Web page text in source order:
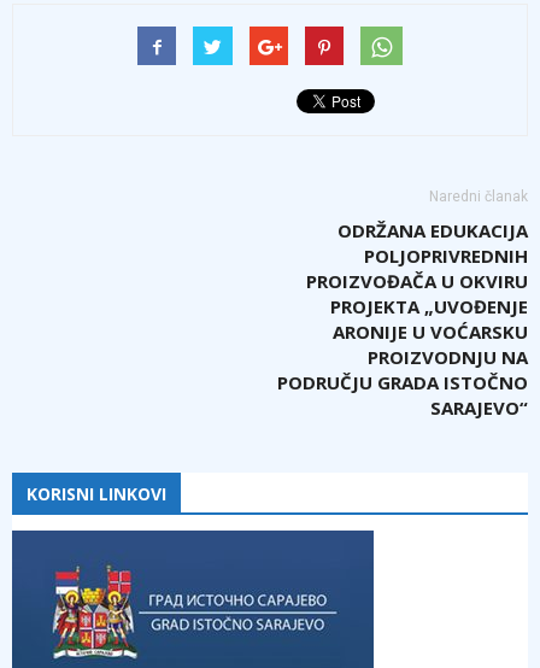
Naredni članak
ODRŽANA EDUKACIJA
POLJOPRIVREDNIH
PROIZVOĐAČA U OKVIRU
PROJEKTA „UVOĐENJE
ARONIJE U VOĆARSKU
PROIZVODNJU NA
PODRUČJU GRADA ISTOČNO
SARAJEVO“
KORISNI LINKOVI